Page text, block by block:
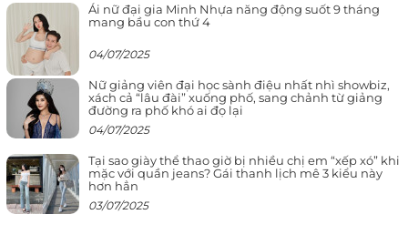
Ái nữ đại gia Minh Nhựa năng động suốt 9 tháng
mang bầu con thứ 4
04/07/2025
Nữ giảng viên đại học sành điệu nhất nhì showbiz,
xách cả “lâu đài” xuống phố, sang chảnh từ giảng
đường ra phố khó ai đọ lại
04/07/2025
Tại sao giày thể thao giờ bị nhiều chị em “xếp xó” khi
mặc với quần jeans? Gái thanh lịch mê 3 kiểu này
hơn hẳn
03/07/2025